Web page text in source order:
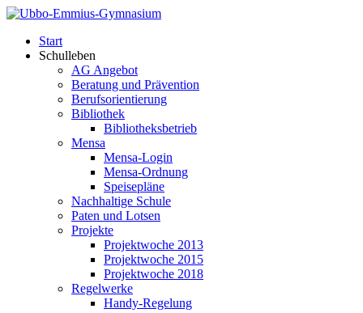
Start
Schulleben
AG Angebot
Beratung und Prävention
Berufsorientierung
Bibliothek
Bibliotheksbetrieb
Mensa
Mensa-Login
Mensa-Ordnung
Speisepläne
Nachhaltige Schule
Paten und Lotsen
Projekte
Projektwoche 2013
Projektwoche 2015
Projektwoche 2018
Regelwerke
Handy-Regelung